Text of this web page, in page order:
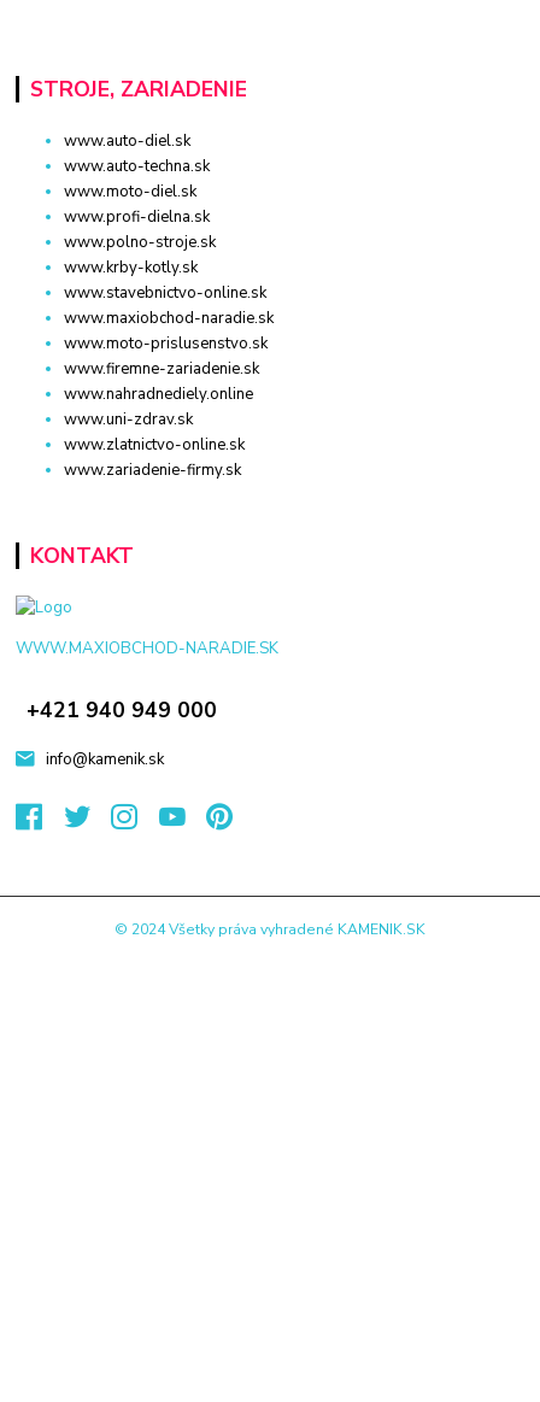
STROJE, ZARIADENIE
www.auto-diel.sk
www.auto-techna.sk
www.moto-diel.sk
www.profi-dielna.sk
www.polno-stroje.sk
www.krby-kotly.sk
www.stavebnictvo-online.sk
www.maxiobchod-naradie.sk
www.moto-prislusenstvo.sk
www.firemne-zariadenie.sk
www.nahradnediely.online
www.uni-zdrav.sk
www.zlatnictvo-online.sk
www.zariadenie-firmy.sk
KONTAKT
WWW.MAXIOBCHOD-NARADIE.SK
+421 940 949 000
info@kamenik.sk
© 2024 Všetky práva vyhradené KAMENIK.SK